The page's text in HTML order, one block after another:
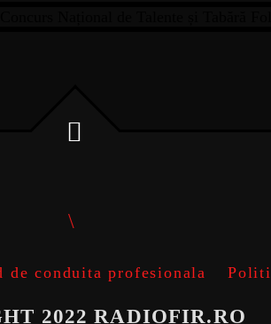
de conduita profesionala
2022 RADIOFIR.RO